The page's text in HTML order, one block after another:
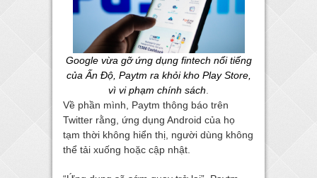
Google vừa gỡ ứng dụng fintech nổi tiếng
của Ấn Độ, Paytm ra khỏi kho Play Store,
vì vi phạm chính sách
Về phần mình, Paytm thông báo trên
Twitter rằng, ứng dụng Android của họ
tạm thời không hiển thị, người dùng không
thể tải xuống hoặc cập nhật.